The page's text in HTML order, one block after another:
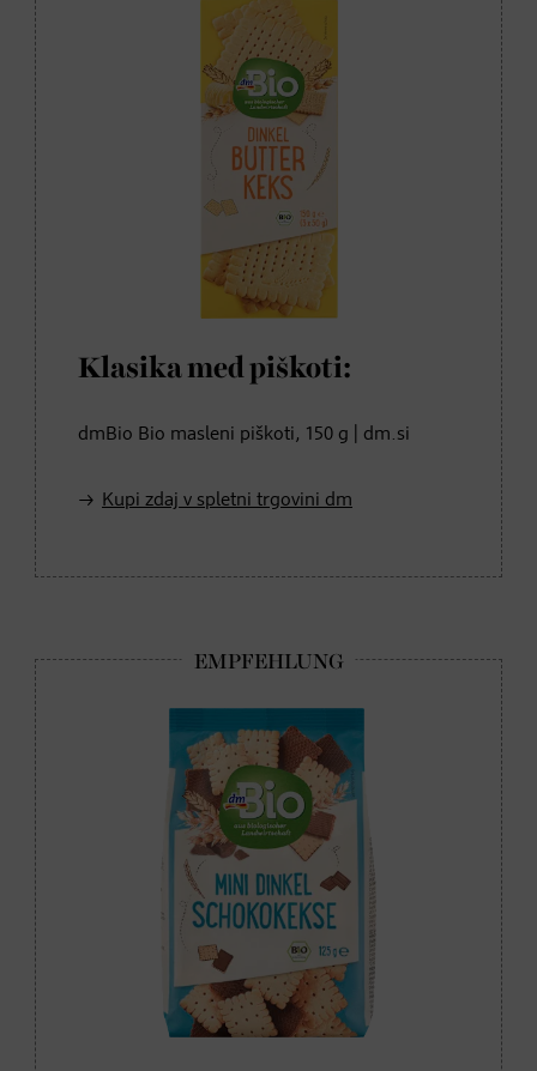
Klasika med piškoti:
dmBio Bio masleni piškoti, 150 g | dm.si
Kupi zdaj v spletni trgovini dm